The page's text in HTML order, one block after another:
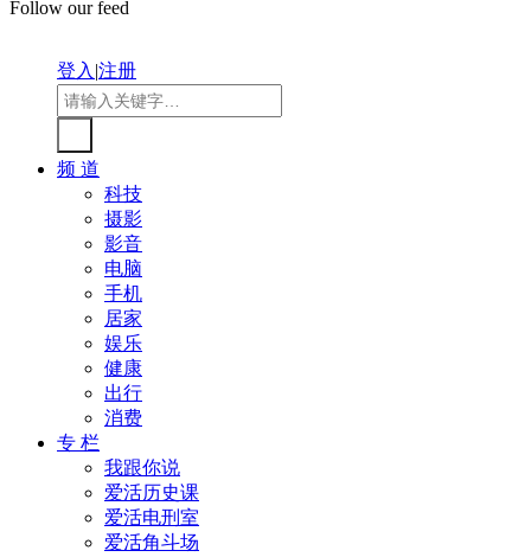
Follow our feed
登入|注册
频 道
科技
摄影
影音
电脑
手机
居家
娱乐
健康
出行
消费
专 栏
我跟你说
爱活历史课
爱活电刑室
爱活角斗场